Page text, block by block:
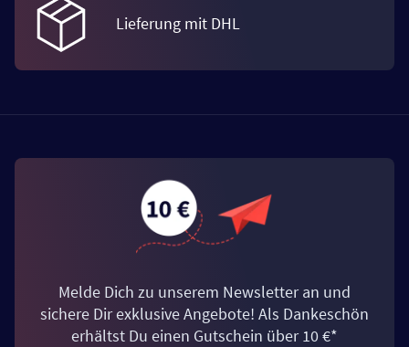
Lieferung mit DHL
Melde Dich zu unserem Newsletter an und
sichere Dir exklusive Angebote! Als Dankeschön
erhältst Du einen Gutschein über 10 €*